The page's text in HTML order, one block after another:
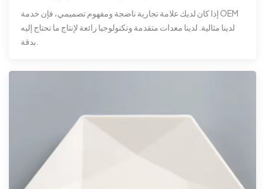
إذا كان لديك علامة تجارية ناضجة ومفهوم تصميمي، فإن خدمة OEM
لدينا مثالية. لدينا معدات متقدمة وتكنولوجيا رائعة لإنتاج ما تحتاج إليه